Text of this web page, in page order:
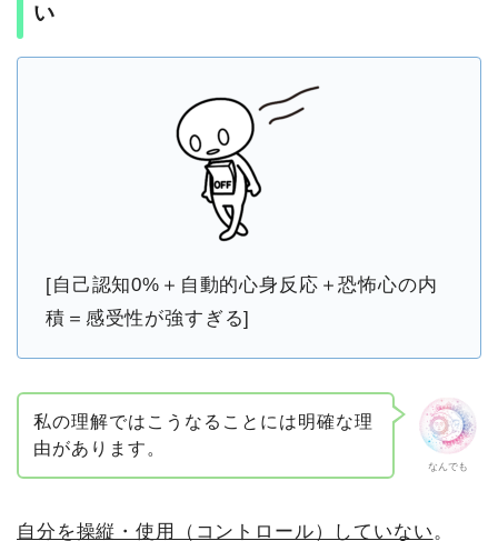
い
[自己認知0%＋自動的心身反応＋恐怖心の内
積＝感受性が強すぎる]
なんでも
私の理解ではこうなることには明確な理
由があります。
自分を操縦・使用（コントロール）していない 。